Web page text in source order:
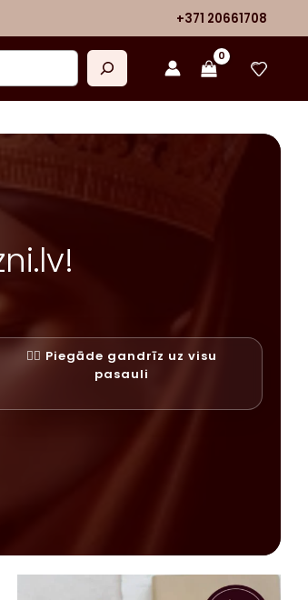
+371 20661708
✓⃝ Piegāde gandrīz uz visu
pasauli